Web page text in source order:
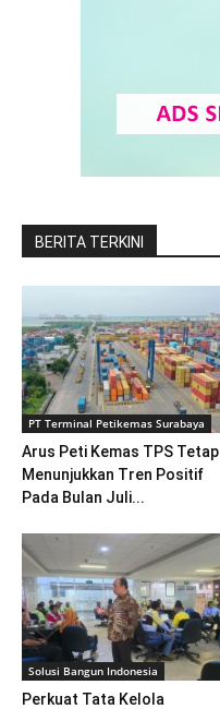
BERITA TERKINI
PT Terminal Petikemas Surabaya
Arus Peti Kemas TPS Tetap
Menunjukkan Tren Positif
Pada Bulan Juli...
Solusi Bangun Indonesia
Perkuat Tata Kelola